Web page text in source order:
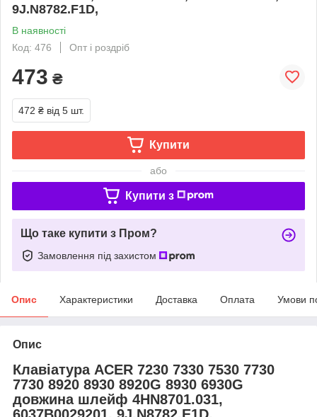
9J.N8782.F1D,
В наявності
Код: 476
Опт і роздріб
473 ₴
472 ₴ від 5 шт.
Купити
або
Купити з
Що таке купити з Пром?
Замовлення під захистом
Опис Характеристики Доставка Оплата Умови
Опис
Клавіатура ACER 7230 7330 7530 7730
7730 8920 8930 8920G 8930 6930G
довжина шлейф 4HN8701.031,